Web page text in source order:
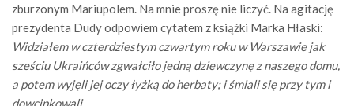
zburzonym Mariupolem. Na mnie proszę nie liczyć. Na agitację
prezydenta Dudy odpowiem cytatem z książki Marka Hłaski:
Widziałem w czterdziestym czwartym roku w Warszawie jak
sześciu Ukraińców zgwałciło jedną dziewczynę z naszego domu,
a potem wyjęli jej oczy łyżką do herbaty; i śmiali się przy tym i
dowcipkowali.